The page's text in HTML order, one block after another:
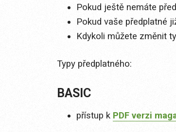
Pokud ještě nemáte
Pokud vaše předplatné
Kdykoli můžete změnit
Typy předplatného:
BASIC
přístup k PDF verzi